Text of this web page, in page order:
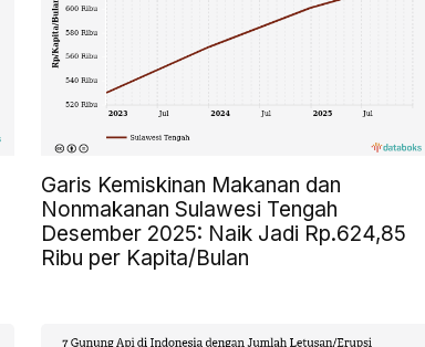
Garis Kemiskinan Makanan dan
Nonmakanan Sulawesi Tengah
Desember 2025: Naik Jadi Rp.624,85
Ribu per Kapita/Bulan